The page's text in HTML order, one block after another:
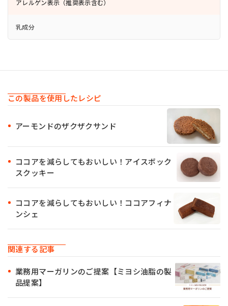
アレルゲン表示（推奨表示含む）
乳成分
この製品を使用したレシピ
アーモンドのザクザクサンド
ココアを減らしてもおいしい！アイスボック
スクッキー
ココアを減らしてもおいしい！ココアフィナ
ンシェ
関連する記事
業務用マーガリンのご提案【ミヨシ油脂の製
品提案】